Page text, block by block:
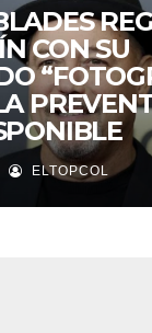
CON SU
ELTOPCOL